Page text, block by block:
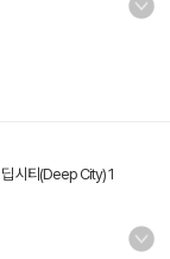
딥 시티(Deep City) 1